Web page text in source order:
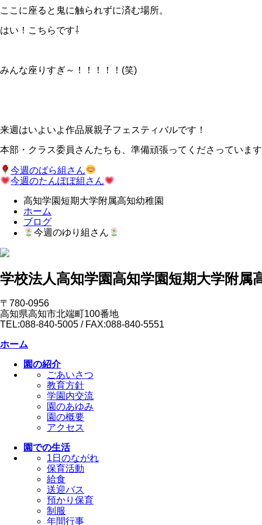
ここに座ると鬼に触られずに済む場所。
はい！こちらです⇩
みんな座りすぎ～！！！！！(笑)
来週はいよいよ作品展親子フェスティバルです！
本部・クラス委員さんたちも、準備頑張ってくださっていま
今週のばら組さん
今週のたんぽぽ組さん
高知学園短期大学附属高知幼稚園
ホーム
ブログ
今週のゆり組さん
学校法人高知学園高知学園短期大学附属
〒780-0956
高知県高知市北端町100番地
TEL:088-840-5005 / FAX:088-840-5551
ホーム
園の紹介
ごあいさつ
教育方針
学園内交流
園のあゆみ
園の概要
アクセス
園での生活
1日のながれ
保育活動
給食
送迎バス
預かり保育
制服
年間行事